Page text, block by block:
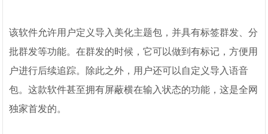
该软件允许用户定义导入美化主题包，并具有标签群发、分
批群发等功能。在群发的时候，它可以做到有标记，方便用
户进行后续追踪。除此之外，用户还可以自定义导入语音
包。这款软件甚至拥有屏蔽横在输入状态的功能，这是全网
独家首发的。